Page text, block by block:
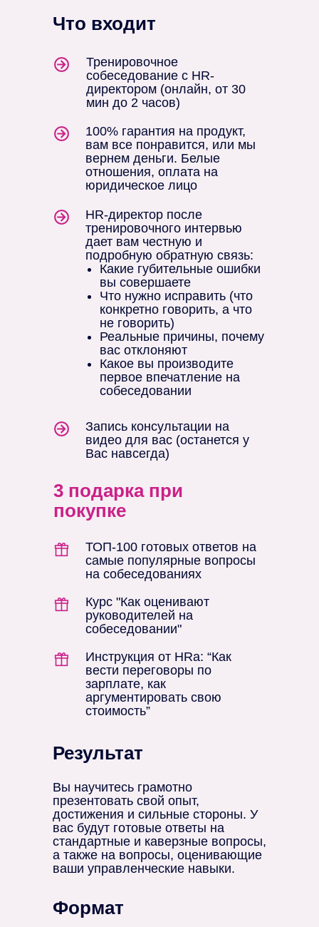
Курс "Как оценивают
руководителей на
собеседовании"
ТОП-100 готовых ответов на
самые популярные вопросы
на собеседованиях
Инструкция от HRа: “Как
вести переговоры по
зарплате, как
аргументировать свою
стоимость”
100% гарантия на продукт,
вам все понравится, или мы
вернем деньги. Белые
отношения, оплата на
юридическое лицо
Тренировочное
собеседование с HR-
директором (онлайн, от 30
мин до 2 часов)
3 подарка при
покупке
HR-директор после
тренировочного интервью
дает вам честную и
подробную обратную связь:
Какие губительные ошибки
вы совершаете
Что нужно исправить (что
конкретно говорить, а что
не говорить)
Реальные причины, почему
вас отклоняют
Какое вы производите
первое впечатление на
собеседовании
Запись консультации на
видео для вас (останется у
Вас навсегда)
Что входит
Вы научитесь грамотно
презентовать свой опыт,
достижения и сильные стороны. У
вас будут готовые ответы на
стандартные и каверзные вопросы,
а также на вопросы, оценивающие
ваши управленческие навыки.
Результат
Формат